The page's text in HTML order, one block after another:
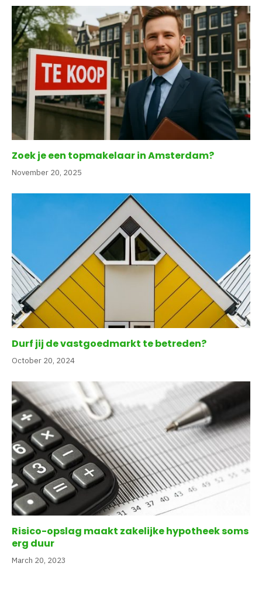
Zoek je een topmakelaar in Amsterdam?
November 20, 2025
Durf jij de vastgoedmarkt te betreden?
October 20, 2024
Risico-opslag maakt zakelijke hypotheek soms
erg duur
March 20, 2023